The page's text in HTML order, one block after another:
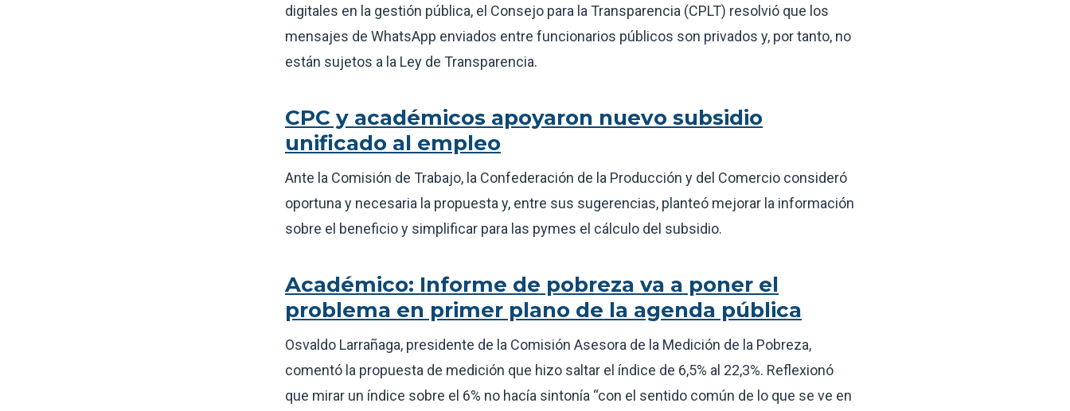
digitales en la gestión pública, el Consejo para la Transparencia (CPLT) resolvió que los
mensajes de WhatsApp enviados entre funcionarios públicos son privados y, por tanto, no
están sujetos a la Ley de Transparencia.
CPC y académicos apoyaron nuevo subsidio
unificado al empleo
Ante la Comisión de Trabajo, la Confederación de la Producción y del Comercio consideró
oportuna y necesaria la propuesta y, entre sus sugerencias, planteó mejorar la información
sobre el beneficio y simplificar para las pymes el cálculo del subsidio.
Académico: Informe de pobreza va a poner el
problema en primer plano de la agenda pública
Osvaldo Larrañaga, presidente de la Comisión Asesora de la Medición de la Pobreza,
comentó la propuesta de medición que hizo saltar el índice de 6,5% al 22,3%. Reflexionó
que mirar un índice sobre el 6% no hacía sintonía “con el sentido común de lo que se ve en